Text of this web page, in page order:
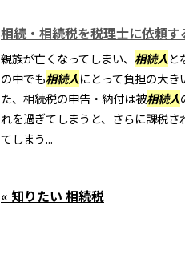
相続・相続税を税理士に依頼す
親族が亡くなってしまい、 相続人と
の中でも相続人にとって負担の大
た、相続税の申告・納付は被相続人
れを過ぎてしまうと、さらに課税
てしまう...
« 知りたい 相続税